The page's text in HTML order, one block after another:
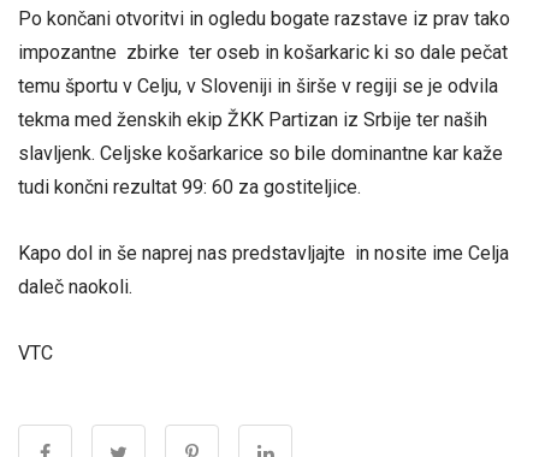
Po končani otvoritvi in ogledu bogate razstave iz prav tako
impozantne zbirke ter oseb in košarkaric ki so dale pečat
temu športu v Celju, v Sloveniji in širše v regiji se je odvila
tekma med ženskih ekip ŽKK Partizan iz Srbije ter naših
slavljenk. Celjske košarkarice so bile dominantne kar kaže
tudi končni rezultat 99: 60 za gostiteljice.
Kapo dol in še naprej nas predstavljajte in nosite ime Celja
daleč naokoli.
VTC